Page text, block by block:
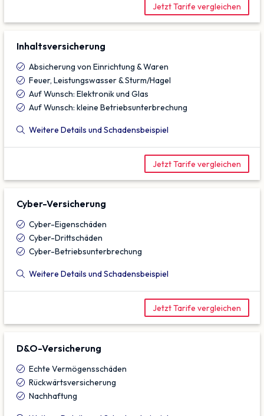
Jetzt Tarife vergleichen
Inhalts­versicherung
Absicherung von Einrichtung & Waren
Feuer, Leistungswasser & Sturm/Hagel
Auf Wunsch: Elektronik und Glas
Auf Wunsch: kleine Betriebsunterbrechung
Weitere Details und Schadensbeispiel
Jetzt Tarife vergleichen
Cyber-Versicherung
Cyber-Eigenschäden
Cyber-Drittschäden
Cyber-Betriebsunterbrechung
Weitere Details und Schadensbeispiel
Jetzt Tarife vergleichen
D&O-Versicherung
Echte Vermögensschäden
Rückwärtsversicherung
Nachhaftung